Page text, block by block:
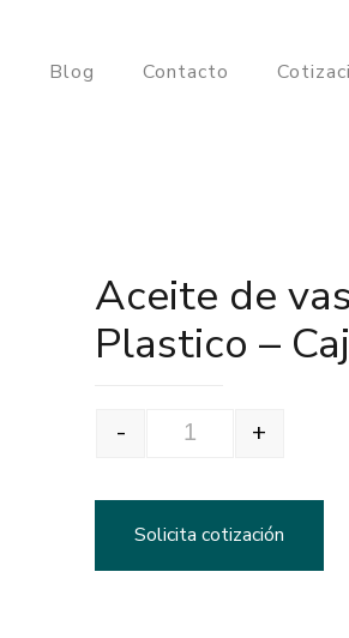
Blog Contacto
Aceite de
Plastico –
Aceite de
- +
Solicita cotización